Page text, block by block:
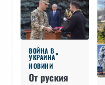
ВОЙНА В
УКРАЙНА
НОВИНИ
От руския